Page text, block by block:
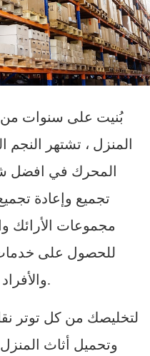
بُنيت على سنوات من
المنزل ، تشتهر
المحرك في افضل
تجميع وإعادة
مجموعات الأرائك
للحصول على خدمات
والأفراد فيافضل شركات نقل عفش.
لتخليصك من كل توتر
وتحميل أثاث المنزل